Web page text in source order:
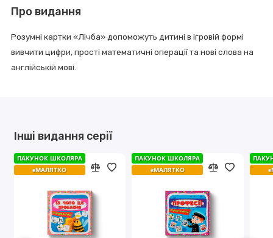
Про видання
Розумні картки «Лічба» допоможуть дитині в ігровій формі
вивчити цифри, прості математичні операції та нові слова на
англійській мові.
Інші видання серії
ПАКУНОК ШКОЛЯРА
єМАЛЯТКО
ПАКУНОК ШКОЛЯРА
єМАЛЯТКО
ПАКУНОК ШКОЛЯРА
єМАЛЯТКО
ПАКУНОК ШКОЛЯРА
єМАЛЯТКО